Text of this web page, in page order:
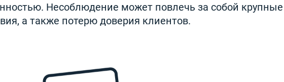
Несоблюдение может повлечь за собой крупные
а также потерю доверия клиентов.